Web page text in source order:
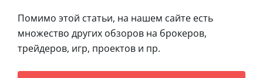
Помимо этой статьи, на нашем сайте есть
множество других обзоров на брокеров,
трейдеров, игр, проектов и пр.